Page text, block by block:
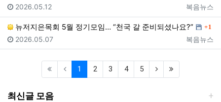
등록자
복음뉴스
등록일
2026.05.12
뉴저지은목회 5월 정기모임… “천국 갈 준비되셨나요?” 댓글
1
등록자
복음뉴스
등록일
2026.05.07
1 (current)
2 3 4 5 (next)
최신글 모음